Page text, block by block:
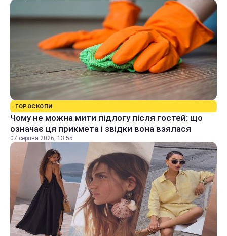
ГОРОСКОПИ
Чому не можна мити підлогу після гостей: що
означає ця прикмета і звідки вона взялася
07 серпня 2026, 13:55